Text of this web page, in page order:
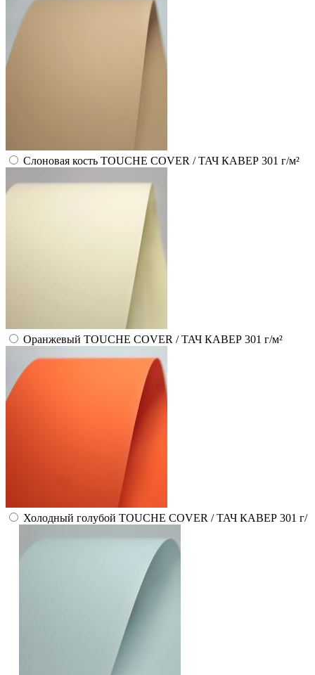
Слоновая кость TOUCHE COVER / ТАЧ КАВЕР 301 г/м²
Оранжевый TOUCHE COVER / ТАЧ КАВЕР 301 г/м²
Холодный голубой TOUCHE COVER / ТАЧ КАВЕР 301 г/